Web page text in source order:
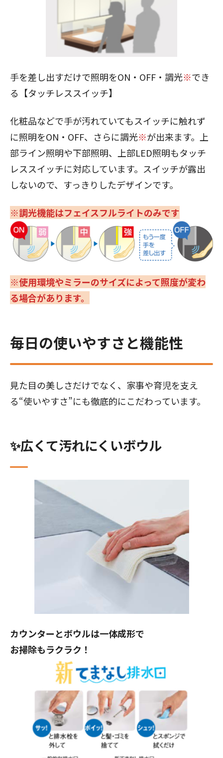
手を差し出すだけで照明をON・OFF・調光※でき
る【タッチレススイッチ】
化粧品などで手が汚れていてもスイッチに触れず
に照明をON・OFF、さらに調光※が出来ます。上
部ライン照明や下部照明、上部LED照明もタッチ
レススイッチに対応しています。スイッチが露出
しないので、すっきりしたデザインです。
※調光機能はフェイスフルライトのみです
※使用環境やミラーのサイズによって照度が変わ
る場合があります。
毎日の使いやすさと機能性
見た目の美しさだけでなく、家事や育児を支え
る“使いやすさ”にも徹底的にこだわっています。
✨広くて汚れにくいボウル
カウンターとボウルは一体成形で
お掃除もラクラク！